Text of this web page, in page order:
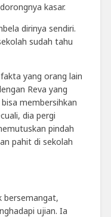
kasar.
dirinya sendiri.
sudah tahu
yang orang lain
Reva yang
membersihkan
dia pergi
pindah
pahit di sekolah
bersemangat,
ujian. Ia